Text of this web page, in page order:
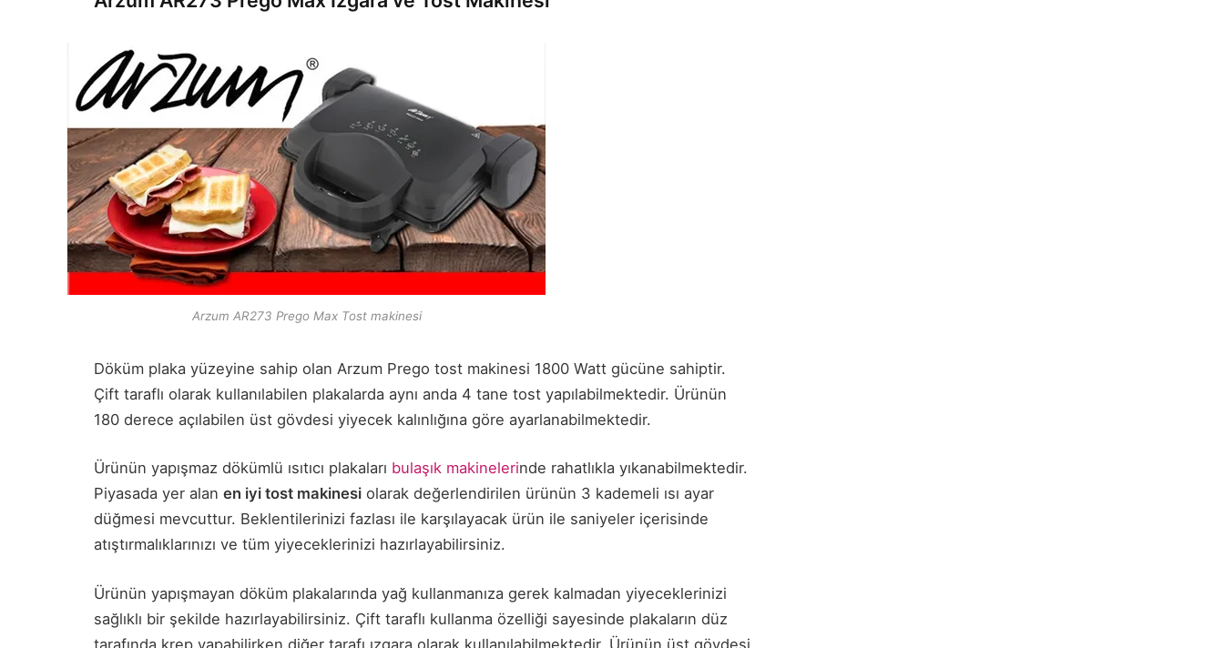
Arzum AR273 Prego Max Tost makinesi
Döküm plaka yüzeyine sahip olan Arzum Prego tost makinesi 1800 Watt gücüne sahiptir.
Çift taraflı olarak kullanılabilen plakalarda aynı anda 4 tane tost yapılabilmektedir. Ürünün
180 derece açılabilen üst gövdesi yiyecek kalınlığına göre ayarlanabilmektedir.
Ürünün yapışmaz dökümlü ısıtıcı plakaları bulaşık makinelerinde rahatlıkla yıkanabilmektedir.
Piyasada yer alan en iyi tost makinesi olarak değerlendirilen ürünün 3 kademeli ısı ayar
düğmesi mevcuttur. Beklentilerinizi fazlası ile karşılayacak ürün ile saniyeler içerisinde
atıştırmalıklarınızı ve tüm yiyeceklerinizi hazırlayabilirsiniz.
Ürünün yapışmayan döküm plakalarında yağ kullanmanıza gerek kalmadan yiyeceklerinizi
sağlıklı bir şekilde hazırlayabilirsiniz. Çift taraflı kullanma özelliği sayesinde plakaların düz
tarafında krep yapabilirken diğer tarafı ızgara olarak kullanılabilmektedir. Ürünün üst gövdesi